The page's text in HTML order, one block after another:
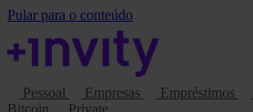
Pular para o conteúdo
Pessoal Empresas Empréstimos
Bitcoin
Private